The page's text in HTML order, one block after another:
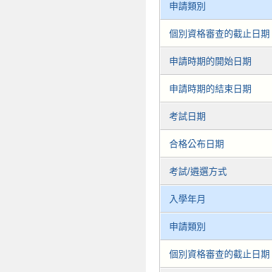
申請類別
個別資格審查的截止日期
申請時期的開始日期
申請時期的結束日期
考試日期
合格公布日期
考試/遴選方式
入學年月
申請類別
個別資格審查的截止日期